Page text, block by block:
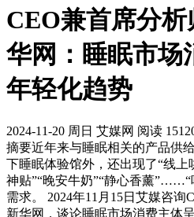
CEO兼首席分
华网：睡眠市场
年轻化趋势
2024-11-20 周日 艾媒网 阅读
摘要近年来与睡眠相关的产品供
下睡眠体验馆外，还出现了“线上
神贴”“晚安牛奶”“静心香薰”……“
需求。 2024年11月15日艾媒咨
新华网，谈论睡眠市场消费主体